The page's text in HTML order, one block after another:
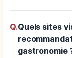
Q.Quels sites
gastronomie